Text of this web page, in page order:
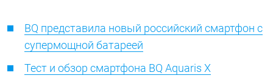
BQ представила новый российский смартфон с
супермощной батареей
Тест и обзор смартфона BQ Aquaris X